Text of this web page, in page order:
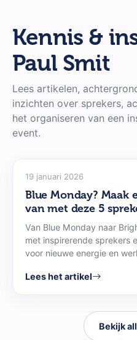
Zijn overstap naar het
door een jarenlange
Guido Weijers, wat leidde
langs de Nederlandse
Mojo Theater. Deze
voor zijn huidige succes:
hoe je een zaal niet alleen
Tegenwoordig bevindt
van detoegepaste
boeken op zijn naam
neurowetenschap wordt
leader op het gebied van
expertise wordt
overheden en
zijn betrokkenheid bij
Universiteit Leiden en
Kennis &
Paul Smit
Lees artikelen,
inzichten over sprekers,
het organiseren van een
event.
19 januari 2026
Blue Monday? Maak
van met deze 5
Van Blue Monday naar
met inspirerende sprekers
voor nieuwe energie en
Lees het artikel
Bekijk